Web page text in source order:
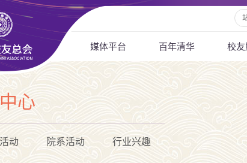
媒体平台 百年清华 校
心
动 院系活动 行业兴趣